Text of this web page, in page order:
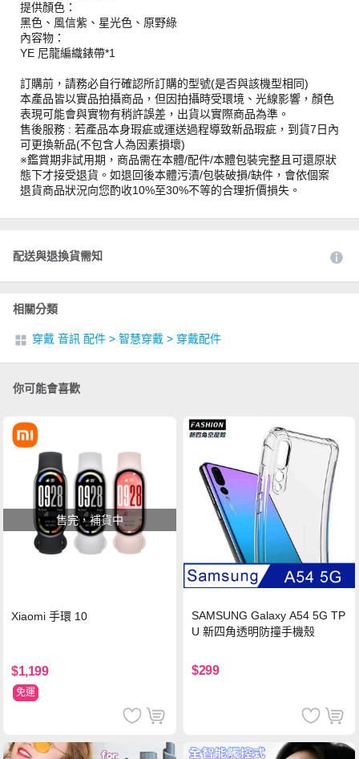
提供顏色：
黑色、風信紫、星光色、原野綠
內容物：
YE 尼龍編織錶帶*1
訂購前，請務必自行確認所訂購的型號(是否與該機型相同)
本產品皆以實品拍攝商品，但因拍攝時受環境、光線影響，顏色
表現可能會與實物有稍許誤差，出貨以實際商品為準。
售後服務 : 若產品本身瑕疵或運送過程導致新品瑕疵，到貨7日內
可更換新品(不包含人為因素損壞)
※鑑賞期非試用期，商品需在本體/配件/本體包裝完整且可還原狀
態下才接受退貨。如退回後本體污漬/包裝破損/缺件，會依個案
退貨商品狀況向您酌收10%至30%不等的合理折價損失。
配送與退換貨需知
相關分類
穿戴 音訊 配件 > 智慧穿戴 > 穿戴配件
你可能會喜歡
售完，補貨中
Xiaomi 手環 10
$1,199
免運
SAMSUNG Galaxy A54 5G TP
U 新四角透明防撞手機殼
$299